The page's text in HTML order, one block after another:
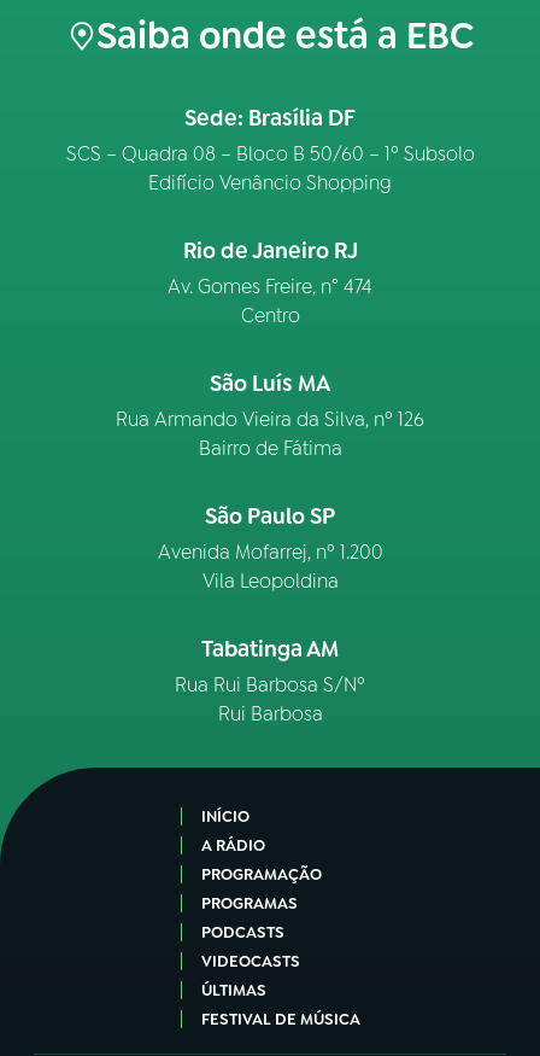
Saiba onde está a EBC
Sede: Brasília DF
SCS – Quadra 08 – Bloco B 50/60 – 1º Subsolo
Edifício Venâncio Shopping
Rio de Janeiro RJ
Av. Gomes Freire, n° 474
Centro
São Luís MA
Rua Armando Vieira da Silva, nº 126
Bairro de Fátima
São Paulo SP
Avenida Mofarrej, nº 1.200
Vila Leopoldina
Tabatinga AM
Rua Rui Barbosa S/Nº
Rui Barbosa
INÍCIO
A RÁDIO
PROGRAMAÇÃO
PROGRAMAS
PODCASTS
VIDEOCASTS
ÚLTIMAS
FESTIVAL DE MÚSICA